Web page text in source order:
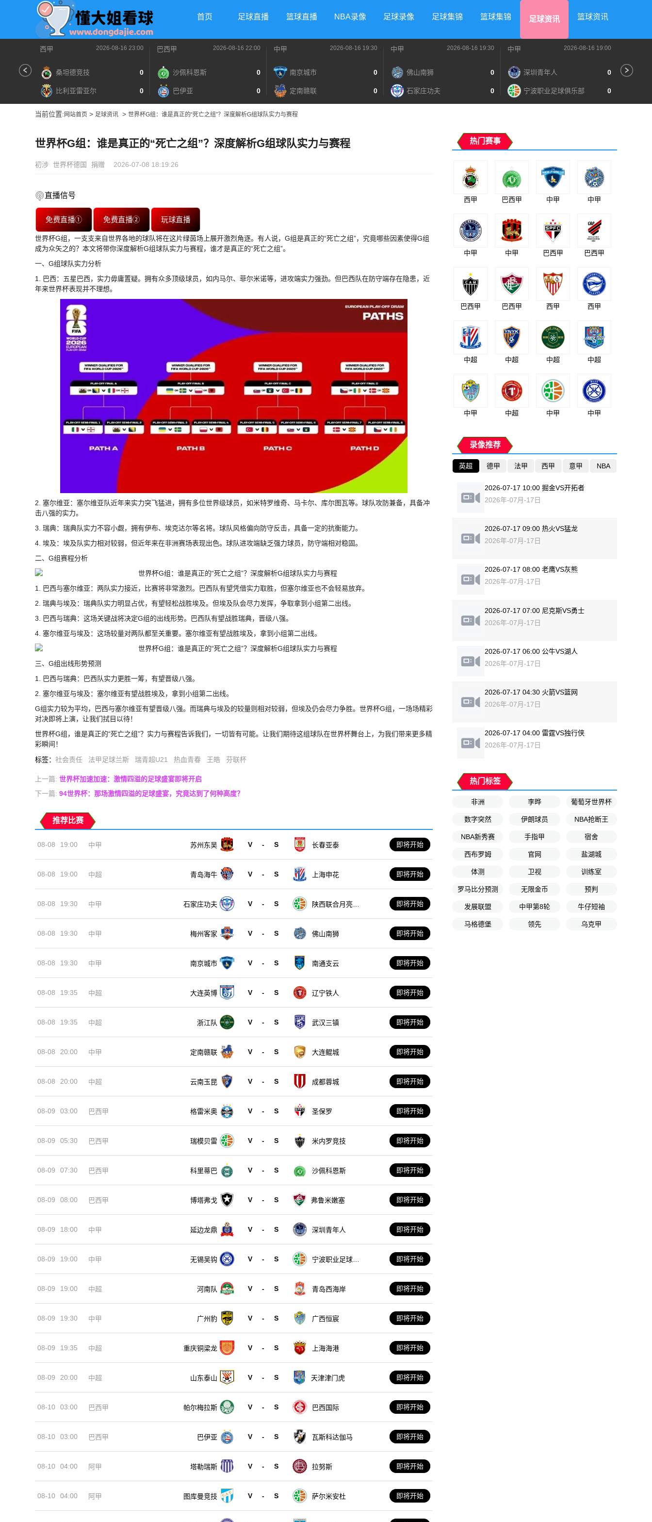
首页 足球直播 篮球直播 NBA录像 足球录像 足球集锦 篮球集锦 足球资讯 篮球资讯
西甲 2026-08-16 23:00
桑坦德竞技 0
比利亚雷亚尔 0
巴西甲 2026-08-16 22:00
沙佩科恩斯 0
巴伊亚 0
中甲 2026-08-16 19:30
南京城市 0
定南赣联 0
中甲 2026-08-16 19:30
佛山南狮 0
石家庄功夫 0
中甲 2026-08-16 19:00
深圳青年人 0
宁波职业足球俱乐部 0
当前位置: 网站首页 > 足球资讯 > 世界杯G组：谁是真正的“死亡之组”？深度解析G组球队实力与赛程
世界杯G组：谁是真正的“死亡之组”？深度解析G组球队实力与赛程
初涉 世界杯德国 捐赠 2026-07-08 18:19:26
直播信号
免费直播① 免费直播② 玩球直播
世界杯G组，一支支来自世界各地的球队将在这片绿茵场上展开激烈角逐。有人说，G组是真正的“死亡之组”，究竟哪些因素使得G组
成为众矢之的？本文将带你深度解析G组球队实力与赛程，谁才是真正的“死亡之组”。
一、G组球队实力分析
1. 巴西：五星巴西，实力毋庸置疑。拥有众多顶级球员，如内马尔、菲尔米诺等，进攻端实力强劲。但巴西队在防守端存在隐患，近
年来世界杯表现并不理想。
2. 塞尔维亚：塞尔维亚队近年来实力突飞猛进，拥有多位世界级球员，如米特罗维奇、马卡尔、库尔图瓦等。球队攻防兼备，具备冲
击八强的实力。
3. 瑞典：瑞典队实力不容小觑，拥有伊布、埃克达尔等名将。球队风格偏向防守反击，具备一定的抗衡能力。
4. 埃及：埃及队实力相对较弱，但近年来在非洲赛场表现出色。球队进攻端缺乏强力球员，防守端相对稳固。
二、G组赛程分析
1. 巴西与塞尔维亚：两队实力接近，比赛将非常激烈。巴西队有望凭借实力取胜，但塞尔维亚也不会轻易放弃。
2. 瑞典与埃及：瑞典队实力明显占优，有望轻松战胜埃及。但埃及队会尽力发挥，争取拿到小组第二出线。
3. 巴西与瑞典：这场关键战将决定G组的出线形势。巴西队有望战胜瑞典，晋级八强。
4. 塞尔维亚与埃及：这场较量对两队都至关重要。塞尔维亚有望战胜埃及，拿到小组第二出线。
三、G组出线形势预测
1. 巴西与瑞典：巴西队实力更胜一筹，有望晋级八强。
2. 塞尔维亚与埃及：塞尔维亚有望战胜埃及，拿到小组第二出线。
G组实力较为平均，巴西与塞尔维亚有望晋级八强。而瑞典与埃及的较量则相对较弱，但埃及仍会尽力争胜。世界杯G组，一场场精彩
对决即将上演，让我们拭目以待！
世界杯G组，谁是真正的“死亡之组”？实力与赛程告诉我们，一切皆有可能。让我们期待这组球队在世界杯舞台上，为我们带来更多精
彩瞬间！
标签： 社会责任 法甲足球兰斯 瑞青超U21 热血青春 王皓 芬联杯
上一篇: 世界杯加速加速：激情四溢的足球盛宴即将开启
下一篇: 94世界杯：那场激情四溢的足球盛宴，究竟达到了何种高度？
推荐比赛
08-08 19:00 中甲 苏州东吴 V - S 长春亚泰 即将开始
08-08 19:00 中超 青岛海牛 V - S 上海申花 即将开始
08-08 19:30 中甲 石家庄功夫 V - S
陕西联合月亮泊
即将开始
08-08 19:30 中甲 梅州客家 V - S 佛山南狮 即将开始
08-08 19:30 中甲 南京城市 V - S 南通支云 即将开始
08-08 19:35 中超 大连英博 V - S 辽宁铁人 即将开始
08-08 19:35 中超 浙江队 V - S 武汉三镇 即将开始
08-08 20:00 中甲 定南赣联 V - S 大连鲲城 即将开始
08-08 20:00 中超 云南玉昆 V - S 成都蓉城 即将开始
08-09 03:00 巴西甲 格雷米奥 V - S 圣保罗 即将开始
08-09 05:30 巴西甲 瑞模贝雷 V - S 米内罗竞技 即将开始
08-09 07:30 巴西甲 科里蒂巴 V - S 沙佩科恩斯 即将开始
08-09 08:00 巴西甲 博塔弗戈 V - S 弗鲁米嫩塞 即将开始
08-09 18:00 中甲 延边龙鼎 V - S 深圳青年人 即将开始
08-09 19:00 中甲 无锡吴钩 V - S
宁波职业足球俱
即将开始
08-09 19:00 中超 河南队 V - S 青岛西海岸 即将开始
08-09 19:30 中甲 广州豹 V - S 广西恒宸 即将开始
08-09 19:35 中超 重庆铜梁龙 V - S 上海海港 即将开始
08-09 20:00 中超 山东泰山 V - S 天津津门虎 即将开始
08-10 03:00 巴西甲 帕尔梅拉斯 V - S 巴西国际 即将开始
08-10 03:00 巴西甲 巴伊亚 V - S 瓦斯科达伽马 即将开始
08-10 04:00 阿甲 塔勒瑞斯 V - S 拉努斯 即将开始
08-10 04:00 阿甲 图库曼竞技 V - S 萨尔米安杜 即将开始
热门赛事
西甲 巴西甲 中甲 中甲
中甲 中甲 巴西甲 巴西甲
巴西甲 巴西甲 西甲 西甲
中超 中超 中超 中超
中甲 中超 中甲 中甲
录像推荐
英超 德甲 法甲 西甲 意甲 NBA
2026-07-17 10:00 掘金VS开拓者
2026年-07月-17日
2026-07-17 09:00 热火VS猛龙
2026年-07月-17日
2026-07-17 08:00 老鹰VS灰熊
2026年-07月-17日
2026-07-17 07:00 尼克斯VS勇士
2026年-07月-17日
2026-07-17 06:00 公牛VS湖人
2026年-07月-17日
2026-07-17 04:30 火箭VS篮网
2026年-07月-17日
2026-07-17 04:00 雷霆VS独行侠
2026年-07月-17日
热门标签
非洲 李晔 葡萄牙世界杯
数字突然 伊朗球员 NBA抢断王
NBA新秀赛 手指甲 宿舍
西布罗姆 官网 盐湖城
体测 卫视 训练室
罗马比分预测 无限金币 预判
发展联盟 中甲第8轮 牛仔短袖
马格德堡 领先 乌克甲